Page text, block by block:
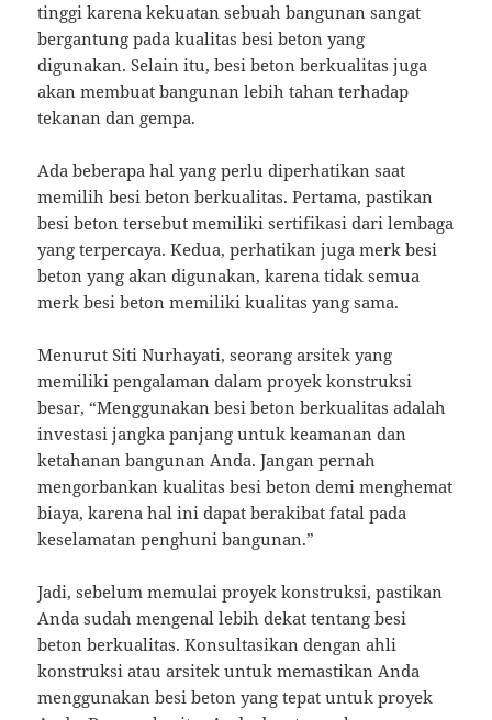
tinggi karena kekuatan sebuah bangunan sangat
bergantung pada kualitas besi beton yang
digunakan. Selain itu, besi beton berkualitas juga
akan membuat bangunan lebih tahan terhadap
tekanan dan gempa.
Ada beberapa hal yang perlu diperhatikan saat
memilih besi beton berkualitas. Pertama, pastikan
besi beton tersebut memiliki sertifikasi dari lembaga
yang terpercaya. Kedua, perhatikan juga merk besi
beton yang akan digunakan, karena tidak semua
merk besi beton memiliki kualitas yang sama.
Menurut Siti Nurhayati, seorang arsitek yang
memiliki pengalaman dalam proyek konstruksi
besar, “Menggunakan besi beton berkualitas adalah
investasi jangka panjang untuk keamanan dan
ketahanan bangunan Anda. Jangan pernah
mengorbankan kualitas besi beton demi menghemat
biaya, karena hal ini dapat berakibat fatal pada
keselamatan penghuni bangunan.”
Jadi, sebelum memulai proyek konstruksi, pastikan
Anda sudah mengenal lebih dekat tentang besi
beton berkualitas. Konsultasikan dengan ahli
konstruksi atau arsitek untuk memastikan Anda
menggunakan besi beton yang tepat untuk proyek